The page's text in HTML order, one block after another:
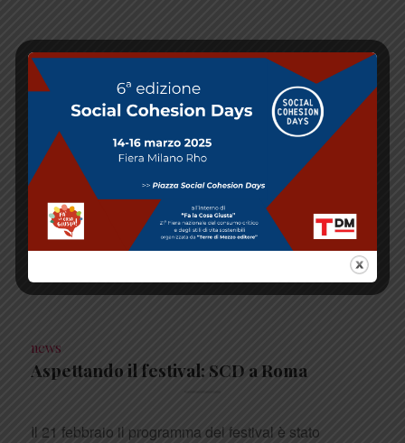
news
Reggio Emilia, presentati i Social
Cohesion Days 2020
E’ stata presentata presso i Chiostri di San Pietro, la
quarta edizione del festival Social Cohesion Days.
Alla presenza di ospiti e istituzioni – tra cui il sindaco
di Reggio […]
Febbraio 14, 2020
news
Aspettando il festival: SCD a Roma
Il 21 febbraio il programma del festival è stato